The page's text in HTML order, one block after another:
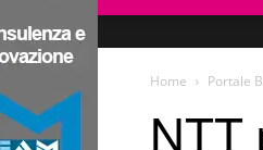
Home Portale
NTT